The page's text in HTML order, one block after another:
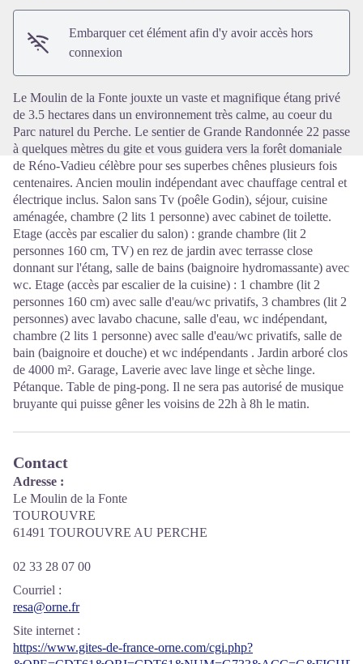
Voir l'image en plein écran
Embarquer cet élément afin d'y avoir accès hors
connexion
Le Moulin de la Fonte jouxte un vaste et magnifique étang privé
de 3.5 hectares dans un environnement très calme, au coeur du
Parc naturel du Perche. Le sentier de Grande Randonnée 22 passe
à quelques mètres du gite et vous guidera vers la forêt domaniale
de Réno-Vadieu célèbre pour ses superbes chênes plusieurs fois
centenaires. Ancien moulin indépendant avec chauffage central et
électrique inclus. Salon sans Tv (poêle Godin), séjour, cuisine
aménagée, chambre (2 lits 1 personne) avec cabinet de toilette.
Etage (accès par escalier du salon) : grande chambre (lit 2
personnes 160 cm, TV) en rez de jardin avec terrasse close
donnant sur l'étang, salle de bains (baignoire hydromassante) avec
wc. Etage (accès par escalier de la cuisine) : 1 chambre (lit 2
personnes 160 cm) avec salle d'eau/wc privatifs, 3 chambres (lit 2
personnes) avec lavabo chacune, salle d'eau, wc indépendant,
chambre (2 lits 1 personne) avec salle d'eau/wc privatifs, salle de
bain (baignoire et douche) et wc indépendants . Jardin arboré clos
de 4000 m². Garage, Laverie avec lave linge et sèche linge.
Pétanque. Table de ping-pong. Il ne sera pas autorisé de musique
bruyante qui puisse gêner les voisins de 22h à 8h le matin.
Contact
Adresse :
Le Moulin de la Fonte
TOUROUVRE
61491 TOUROUVRE AU PERCHE
02 33 28 07 00
Courriel :
resa@orne.fr
Site internet :
https://www.gites-de-france-orne.com/cgi.php?